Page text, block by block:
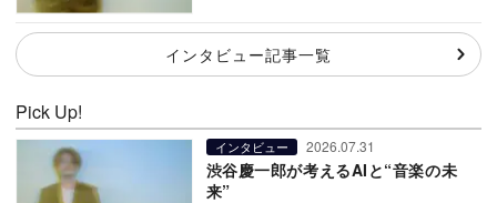
インタビュー記事一覧
Pick Up!
インタビュー 2026.07.31
渋谷慶一郎が考えるAIと“音楽の未
来”